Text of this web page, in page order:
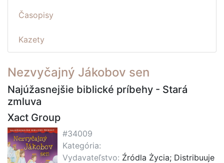
Časopisy
Kazety
Nezvyčajný Jákobov sen
Najúžasnejšie biblické príbehy - Stará
zmluva
Xact Group
#34009
Kategória:
Vydavateľstvo: Źródla Życia; Distribuuje